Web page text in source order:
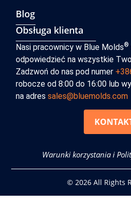
Blog
Obsługa klienta
Nasi pracownicy w Blue Molds®
odpowiedzieć na wszystkie
Zadzwoń do nas pod numer
robocze od 8:00 do 16:00 lub
na adressales@bluemolds.com
Warunki korzystania i
© 2026 All Rights